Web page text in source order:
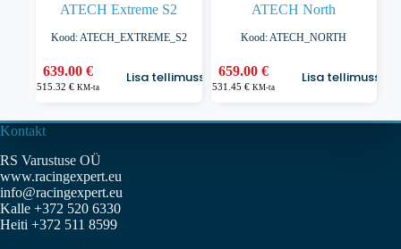
ATECH Extreme S2
Kood: ATECH_EXTREME_S2
639.00€
515.32€ KM-ta
Lisa tellimusse
ATECH North
Kood: ATECH_NORTH
659.00 €
531.45 € KM-ta
Lisa tellimusse
Kontakt
RS Varustuse OÜ
www.racingexpert.eu
info@racingexpert.eu
Kalle +372 520 6330
Heiti +372 511 8599